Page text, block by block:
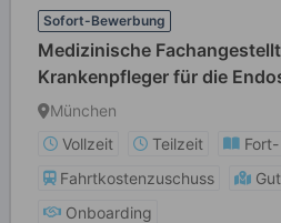
Sofort-Bewerbung
Medizinische
Krankenpfleger für die
Vollzeit / Teilzeit
München
Vollzeit
Teilzeit
Fahrtkostenzuschuss
Onboarding